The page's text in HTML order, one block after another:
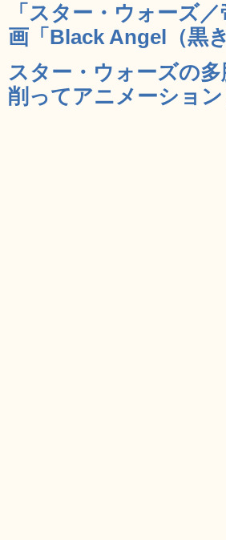
「スター・ウォーズ
画「Black Angel（黒
スター・ウォーズの
削ってアニメーショ